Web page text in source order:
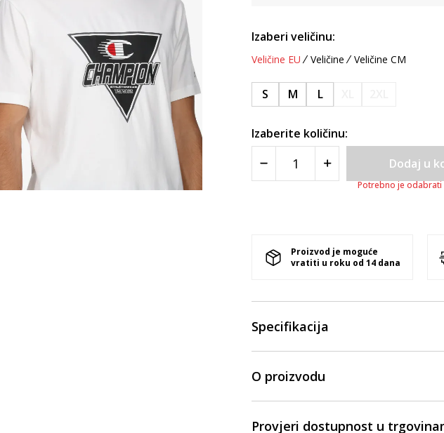
Izaberi veličinu:
Veličine EU Veličine Veličine CM
S M L
Izaberite količinu:
Dodaj u
Potrebno je odabrati
Proizvod je moguće
vratiti u roku od 14 dana
Specifikacija
O proizvodu
Provjeri dostupnost u